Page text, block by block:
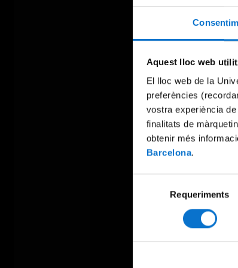
Aquest lloc web
El lloc web de la
preferències
vostra experiència
finalitats de
obtenir més
Barcelona.
Requeriments